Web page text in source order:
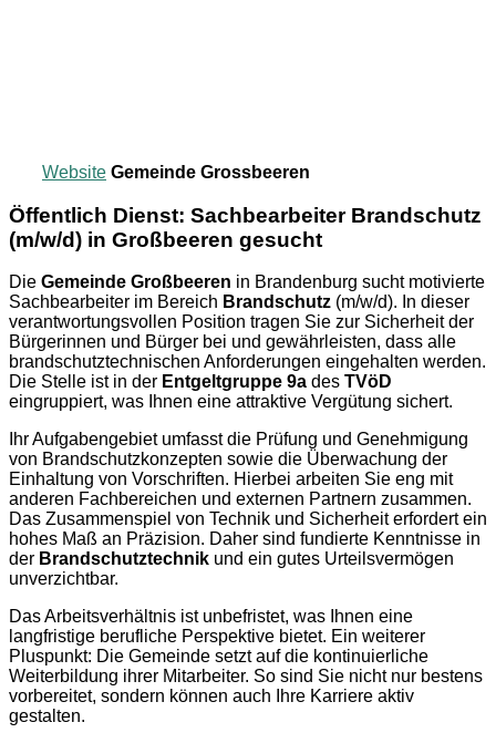
Website Gemeinde Grossbeeren
Öffentlich Dienst: Sachbearbeiter Brandschutz
(m/w/d) in Großbeeren gesucht
Die Gemeinde Großbeeren in Brandenburg sucht motivierte
Sachbearbeiter im Bereich Brandschutz (m/w/d). In dieser
verantwortungsvollen Position tragen Sie zur Sicherheit der
Bürgerinnen und Bürger bei und gewährleisten, dass alle
brandschutztechnischen Anforderungen eingehalten werden.
Die Stelle ist in der Entgeltgruppe 9a des TVöD
eingruppiert, was Ihnen eine attraktive Vergütung sichert.
Ihr Aufgabengebiet umfasst die Prüfung und Genehmigung
von Brandschutzkonzepten sowie die Überwachung der
Einhaltung von Vorschriften. Hierbei arbeiten Sie eng mit
anderen Fachbereichen und externen Partnern zusammen.
Das Zusammenspiel von Technik und Sicherheit erfordert ein
hohes Maß an Präzision. Daher sind fundierte Kenntnisse in
der Brandschutztechnik und ein gutes Urteilsvermögen
unverzichtbar.
Das Arbeitsverhältnis ist unbefristet, was Ihnen eine
langfristige berufliche Perspektive bietet. Ein weiterer
Pluspunkt: Die Gemeinde setzt auf die kontinuierliche
Weiterbildung ihrer Mitarbeiter. So sind Sie nicht nur bestens
vorbereitet, sondern können auch Ihre Karriere aktiv
gestalten.